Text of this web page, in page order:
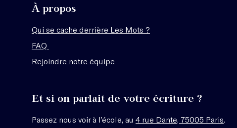
À propos
Qui se cache derrière Les Mots ?
FAQ
Rejoindre notre équipe
Et si on parlait de votre écriture ?
Passez nous voir à l’école, au 4 rue Dante, 75005 Paris.